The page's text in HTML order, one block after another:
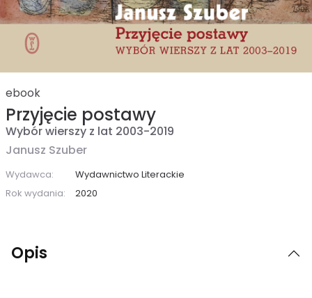
ebook
Przyjęcie postawy
Wybór wierszy z lat 2003-2019
Janusz Szuber
Wydawca:
Wydawnictwo Literackie
Rok wydania:
2020
Opis